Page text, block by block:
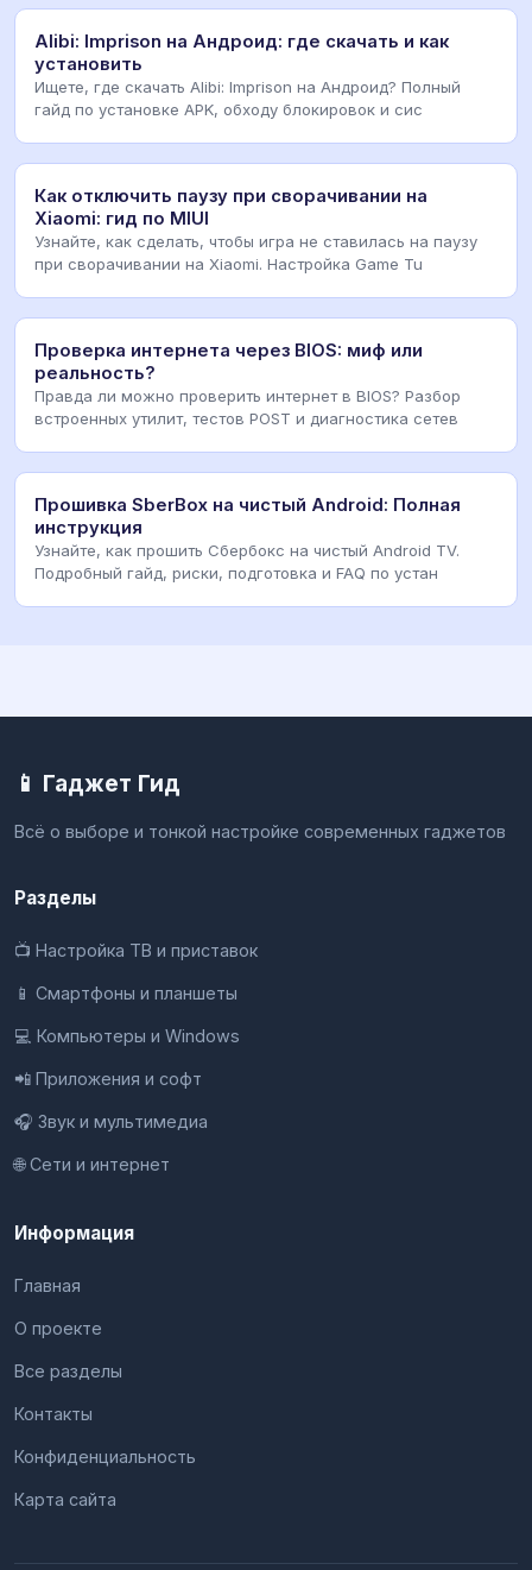
Alibi: Imprison на Андроид: где скачать и как
установить
Ищете, где скачать Alibi: Imprison на Андроид? Полный
гайд по установке APK, обходу блокировок и сис
Как отключить паузу при сворачивании на
Xiaomi: гид по MIUI
Узнайте, как сделать, чтобы игра не ставилась на паузу
при сворачивании на Xiaomi. Настройка Game Tu
Проверка интернета через BIOS: миф или
реальность?
Правда ли можно проверить интернет в BIOS? Разбор
встроенных утилит, тестов POST и диагностика сетев
Прошивка SberBox на чистый Android: Полная
инструкция
Узнайте, как прошить Сбербокс на чистый Android TV.
Подробный гайд, риски, подготовка и FAQ по устан
📱 Гаджет Гид
Всё о выборе и тонкой настройке современных гаджетов
Разделы
📺 Настройка ТВ и приставок
📱 Смартфоны и планшеты
💻 Компьютеры и Windows
📲 Приложения и софт
🎧 Звук и мультимедиа
🌐 Сети и интернет
Информация
Главная
О проекте
Все разделы
Контакты
Конфиденциальность
Карта сайта